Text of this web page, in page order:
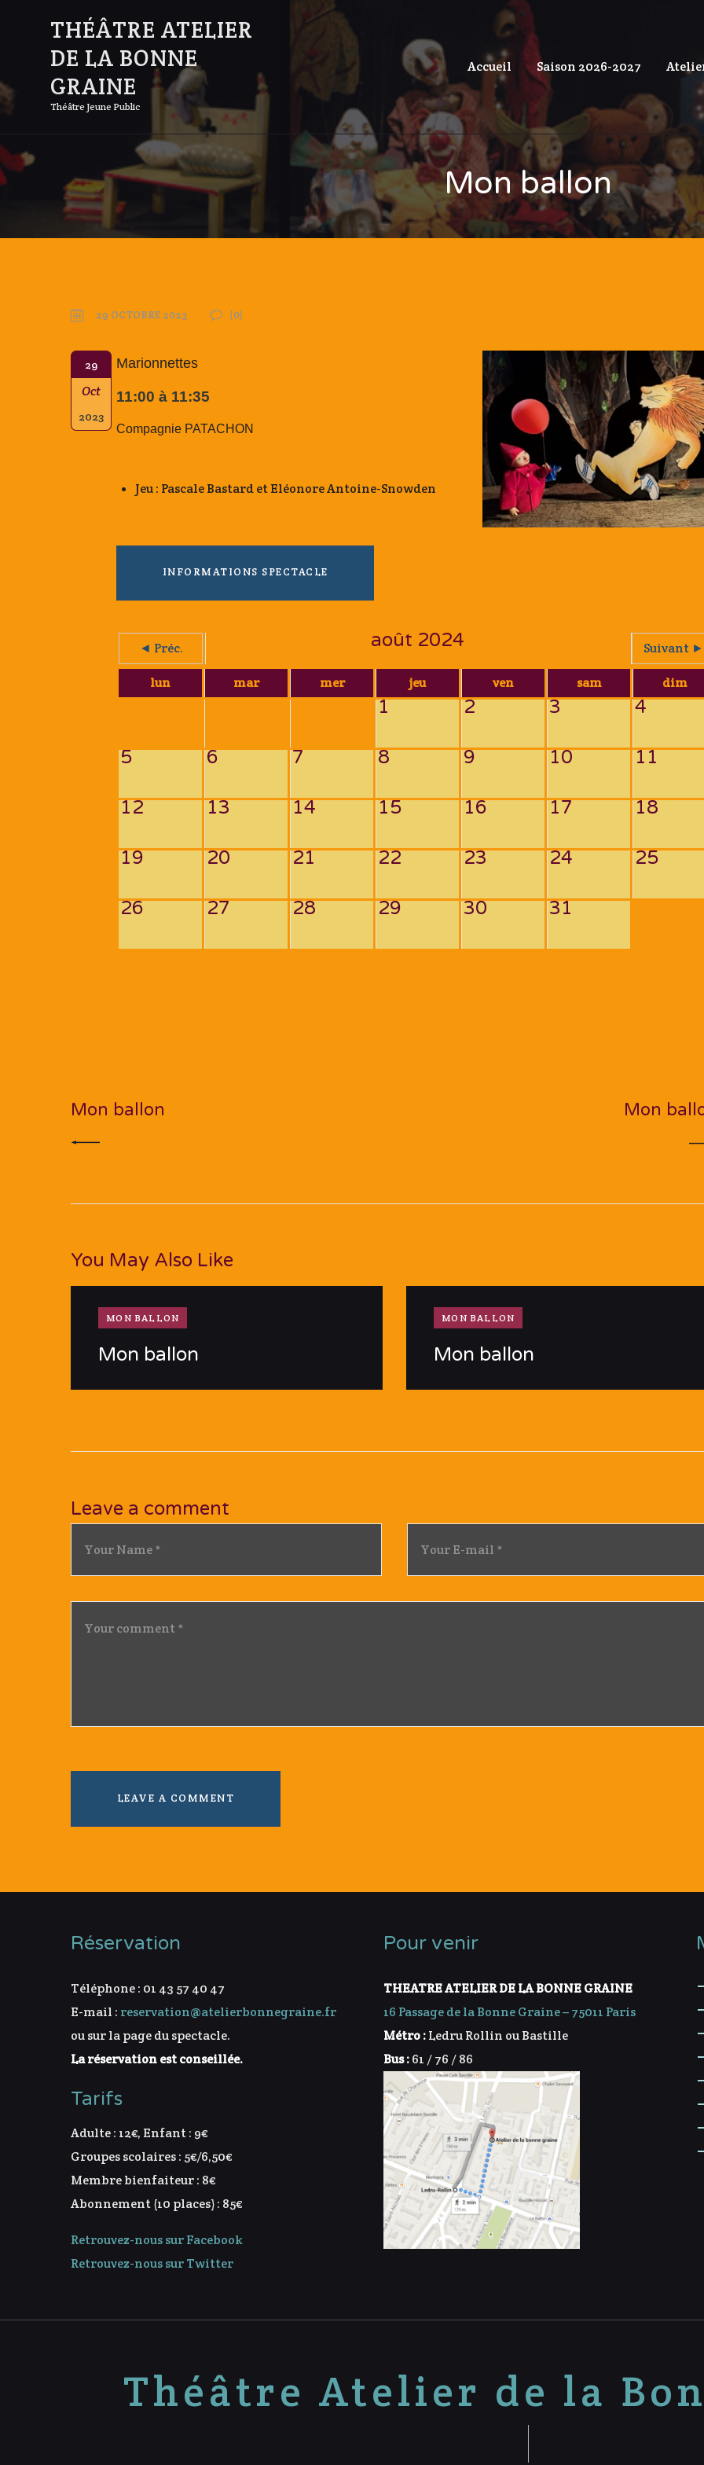
THÉÂTRE ATELIER
DE LA BONNE
GRAINE
Théâtre Jeune Public
Accueil Saison 2026-2027
Mon ballon
29 OCTOBRE 2023 (0)
29
Oct
2023
Marionnettes
11:00 à 11:35
Compagnie PATACHON
Jeu : Pascale Bastard et Eléonore Antoine-Snowden
INFORMATIONS SPECTACLE
◄ Préc. août 2024 Suivant ►
lun mar mer jeu ven sam dim
1 2 3 4
5 6 7 8 9 10 11
12 13 14 15 16 17 18
19 20 21 22 23 24 25
26 27 28 29 30 31
l’article
Mon ballon Mon
You May Also Like
MON BALLON
Mon ballon
MON BALLON
Mon ballon
Leave a comment
Réservation
Téléphone : 01 43 57 40 47
E-mail : reservation@atelierbonnegraine.fr
ou sur la page du spectacle.
La réservation est conseillée.
Tarifs
Adulte : 12€, Enfant : 9€
Groupes scolaires : 5€/6,50€
Membre bienfaiteur : 8€
Abonnement (10 places) : 85€
Retrouvez-nous sur Facebook
Retrouvez-nous sur Twitter
Pour venir
THEATRE ATELIER DE LA BONNE GRAINE
16 Passage de la Bonne Graine – 75011 Paris
Métro :Ledru Rollin ou Bastille
Bus :61 / 76 / 86
Théâtre Atelier de la